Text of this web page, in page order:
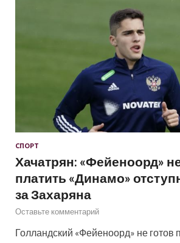
СПОРТ
Хачатрян: «Фейеноорд»
платить «Динамо»
за Захаряна
Оставьте комментарий
Голландский «Фейеноорд» не готов